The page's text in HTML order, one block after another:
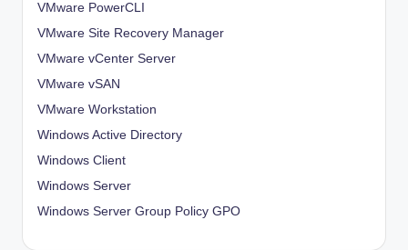
VMware PowerCLI
VMware Site Recovery Manager
VMware vCenter Server
VMware vSAN
VMware Workstation
Windows Active Directory
Windows Client
Windows Server
Windows Server Group Policy GPO